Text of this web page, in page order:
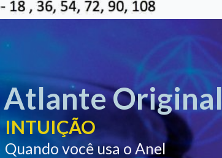
Atlante Original
INTUIÇÃO
Quando você usa o Anel